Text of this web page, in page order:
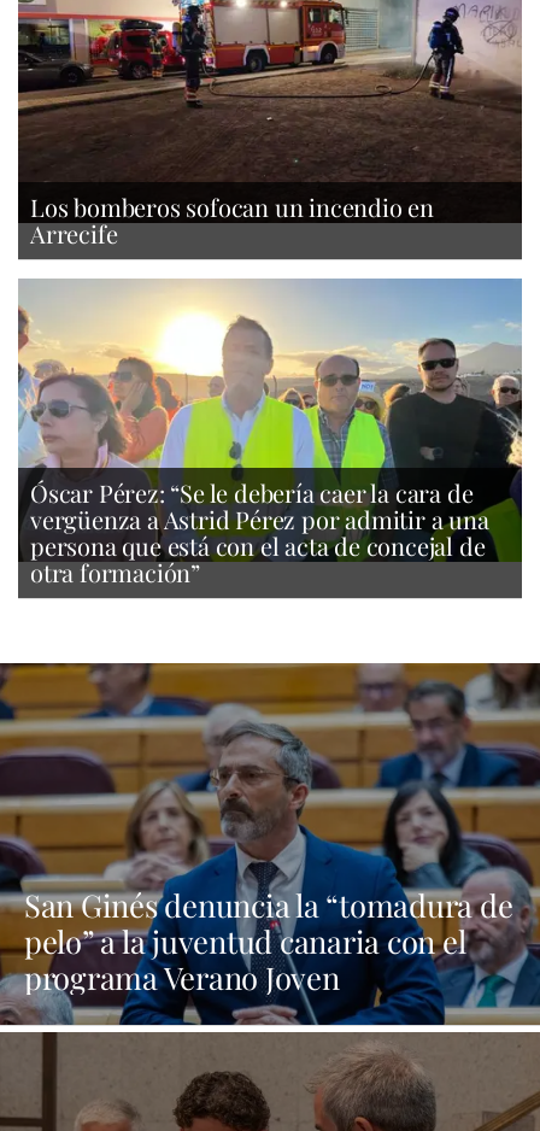
Los bomberos sofocan un incendio en
Arrecife
Óscar Pérez: “Se le debería caer la cara de
vergüenza a Astrid Pérez por admitir a una
persona que está con el acta de concejal de
otra formación”
San Ginés denuncia la “tomadura de
pelo” a la juventud canaria con el
programa Verano Joven